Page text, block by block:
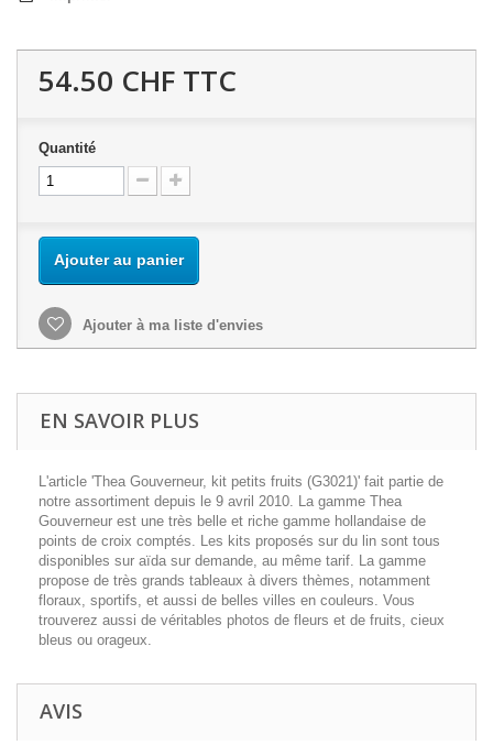
54.50 CHF TTC
Quantité
Ajouter au panier
Ajouter à ma liste d'envies
EN SAVOIR PLUS
L'article 'Thea Gouverneur, kit petits fruits (G3021)' fait partie de
notre assortiment depuis le 9 avril 2010. La gamme Thea
Gouverneur est une très belle et riche gamme hollandaise de
points de croix comptés. Les kits proposés sur du lin sont tous
disponibles sur aïda sur demande, au même tarif. La gamme
propose de très grands tableaux à divers thèmes, notamment
floraux, sportifs, et aussi de belles villes en couleurs. Vous
trouverez aussi de véritables photos de fleurs et de fruits, cieux
bleus ou orageux.
AVIS